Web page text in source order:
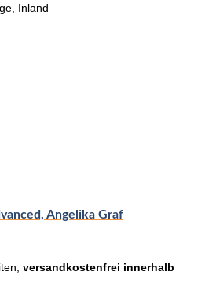
Inland
Angelika Graf
versandkostenfrei innerhalb